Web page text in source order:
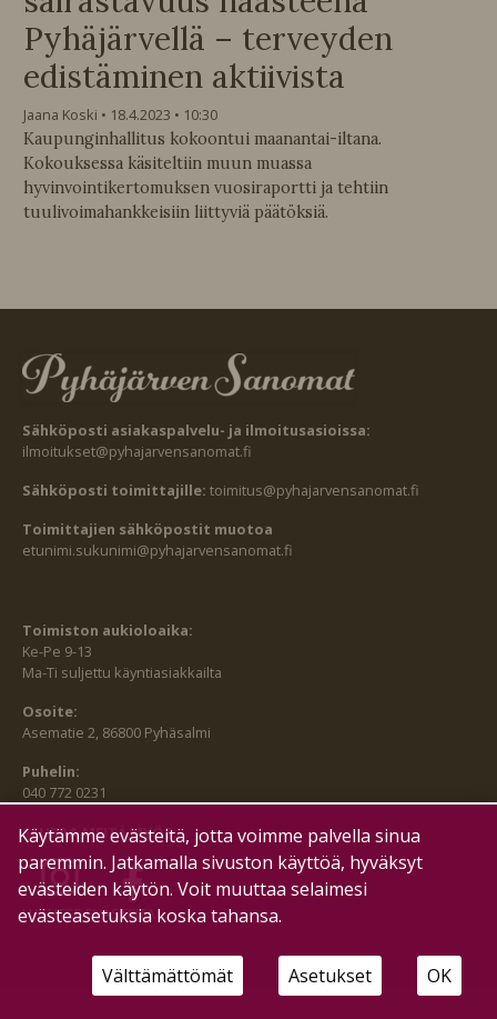
Pyhäjärvellä – terveyden
edistäminen aktiivista
Jaana Koski 18.4.2023
10:30
Kaupunginhallitus kokoontui maanantai-iltana.
Kokouksessa käsiteltiin muun muassa
hyvinvointikertomuksen vuosiraportti ja tehtiin
tuulivoimahankkeisiin liittyviä päätöksiä.
Sähköposti asiakaspalvelu- ja ilmoitusasioissa:
ilmoitukset@pyhajarvensanomat.fi
Sähköposti toimittajille: toimitus@pyhajarvensanomat.fi
Toimittajien sähköpostit muotoa
etunimi.sukunimi@pyhajarvensanomat.fi
Toimiston aukioloaika:
Ke-Pe 9-13
Ma-Ti suljettu käyntiasiakkailta
Osoite:
Asematie 2, 86800 Pyhäsalmi
Puhelin:
040 772 0231
SEURAA MEITÄ MYÖS:
HALLITSE EVÄSTEITÄ
Käytämme evästeitä, jotta voimme palvella sinua
paremmin. Jatkamalla sivuston käyttöä, hyväksyt
evästeiden käytön. Voit muuttaa selaimesi
evästeasetuksia koska tahansa.
Välttämättömät Asetukset OK